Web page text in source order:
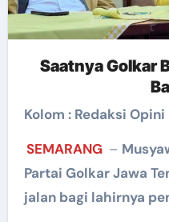
Saatnya Golkar
Kolom : Redaksi
SEMARANG –
Partai Golkar Jawa
jalan bagi lahirnya